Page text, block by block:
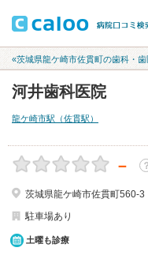
«茨城県龍ケ崎市佐貫町の歯科・
河井歯科医院
龍ケ崎市駅（佐貫駅）
－ ？
茨城県龍ケ崎市佐貫町560-3
駐車場あり
土曜も診療